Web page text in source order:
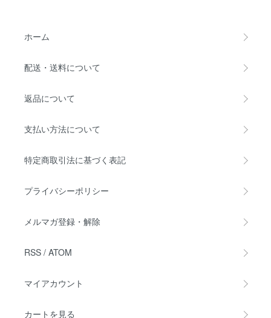
ホーム
配送・送料について
返品について
支払い方法について
特定商取引法に基づく表記
プライバシーポリシー
メルマガ登録・解除
RSS / ATOM
マイアカウント
カートを見る